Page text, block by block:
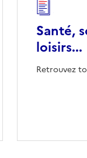
Santé,
loisirs...
Retrouvez